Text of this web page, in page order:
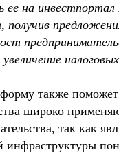
на
также
широко
так как
инфраструктуры